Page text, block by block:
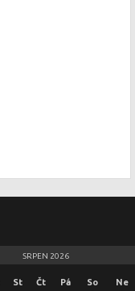
SRPEN 2026
St Čt Pá So
Ne